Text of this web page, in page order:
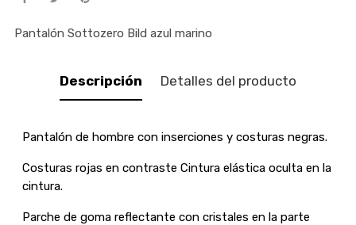
Pantalón Sottozero Bild azul marino
Descripción Detalles del producto
Pantalón de hombre con inserciones y costuras negras.
Costuras rojas en contraste Cintura elástica oculta en la
cintura.
Parche de goma reflectante con cristales en la parte